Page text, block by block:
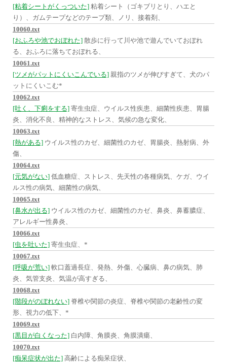
[粘着シートがくっついた] 粘着シート（ゴキブリとり、ハエと
り）、ガムテープなどのテープ類、ノリ、接着剤、
10060.txt
[おふろや池でおぼれた] 散歩に行って川や池で遊んでいておぼれ
る、おふろに落ちておぼれる、
10061.txt
[ツメがパットにくいこんでいる] 親指のツメが伸びすぎて、犬のパ
ットにくいこむ*
10062.txt
[吐く、下痢をする] 寄生虫症、ウイルス性疾患、細菌性疾患、胃腸
炎、消化不良、精神的なストレス、気候の急な変化、
10063.txt
[熱がある] ウイルス性のカゼ、細菌性のカゼ、胃腸炎、熱射病、外
傷、
10064.txt
[元気がない] 低血糖症、ストレス、先天性の各種病気、ケガ、ウイ
ルス性の病気、細菌性の病気、
10065.txt
[鼻水が出る] ウイルス性のカゼ、細菌性のカゼ、鼻炎、鼻蓄膿症、
アレルギー性鼻炎、
10066.txt
[虫を吐いた] 寄生虫症、*
10067.txt
[呼吸が荒い] 軟口蓋過長症、発熱、外傷、心臓病、鼻の病気、肺
炎、気管支炎、気温が高すぎる、
10068.txt
[階段がのぼれない] 脊椎や関節の炎症、脊椎や関節の老齢性の変
形、視力の低下、*
10069.txt
[黒目が白くなった] 白内障、角膜炎、角膜潰瘍、
10070.txt
[痴呆症状が出た] 高齢による痴呆症状、